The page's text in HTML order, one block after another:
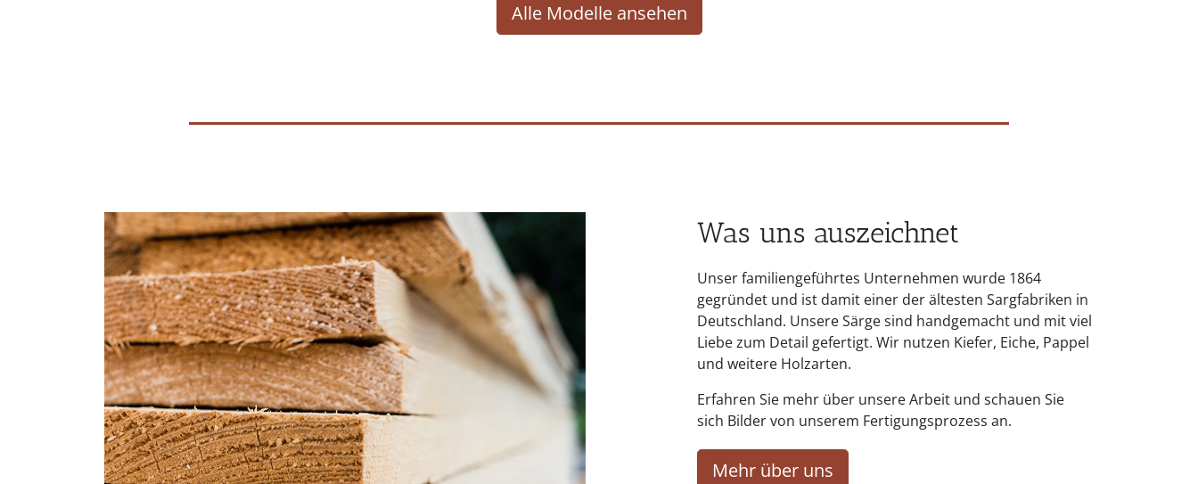
Alle Modelle ansehen
Was uns auszeichnet
Unser familiengeführtes Unternehmen wurde 1864
gegründet und ist damit einer der ältesten Sargfabriken in
Deutschland. Unsere Särge sind handgemacht und mit viel
Liebe zum Detail gefertigt. Wir nutzen Kiefer, Eiche, Pappel
und weitere Holzarten.
Erfahren Sie mehr über unsere Arbeit und schauen Sie
sich Bilder von unserem Fertigungsprozess an.
Mehr über uns